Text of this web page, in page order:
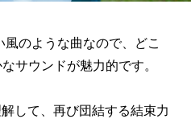
のような曲なので、どこ
サウンドが魅力的です。
して、再び団結する結束力